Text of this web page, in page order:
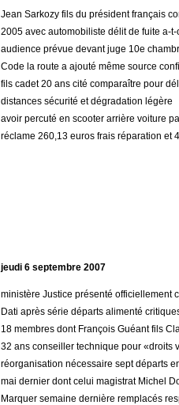
Jean Sarkozy fils du président français
2005 avec automobiliste délit de fuite a-
audience prévue devant juge 10e
Code la route a ajouté même source
fils cadet 20 ans cité comparaître pour
distances sécurité et dégradation légère
avoir percuté en scooter arrière voiture
réclame 260,13 euros frais réparation et
jeudi 6 septembre 2007
ministère Justice présenté officiellement
Dati après série départs alimenté
18 membres dont François Guéant fils
32 ans conseiller technique pour «droits
réorganisation nécessaire sept départs
mai dernier dont celui magistrat Michel
Marquer semaine dernière remplacés